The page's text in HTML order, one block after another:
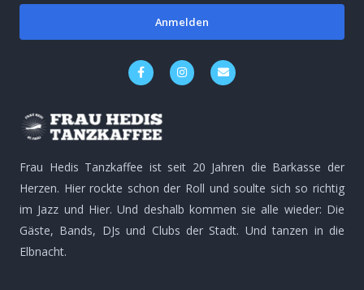
F
a
c
b
o
o
k
f
I
n
s
E
n
v
Anmelden
Frau Hedis Tanzkaffee ist seit 20 Jahren die Barkasse der
Herzen. Hier rockte schon der Roll und soulte sich so richtig
im Jazz und Hier. Und deshalb kommen sie alle wieder: Die
Gäste, Bands, DJs und Clubs der Stadt. Und tanzen in die
Elbnacht.